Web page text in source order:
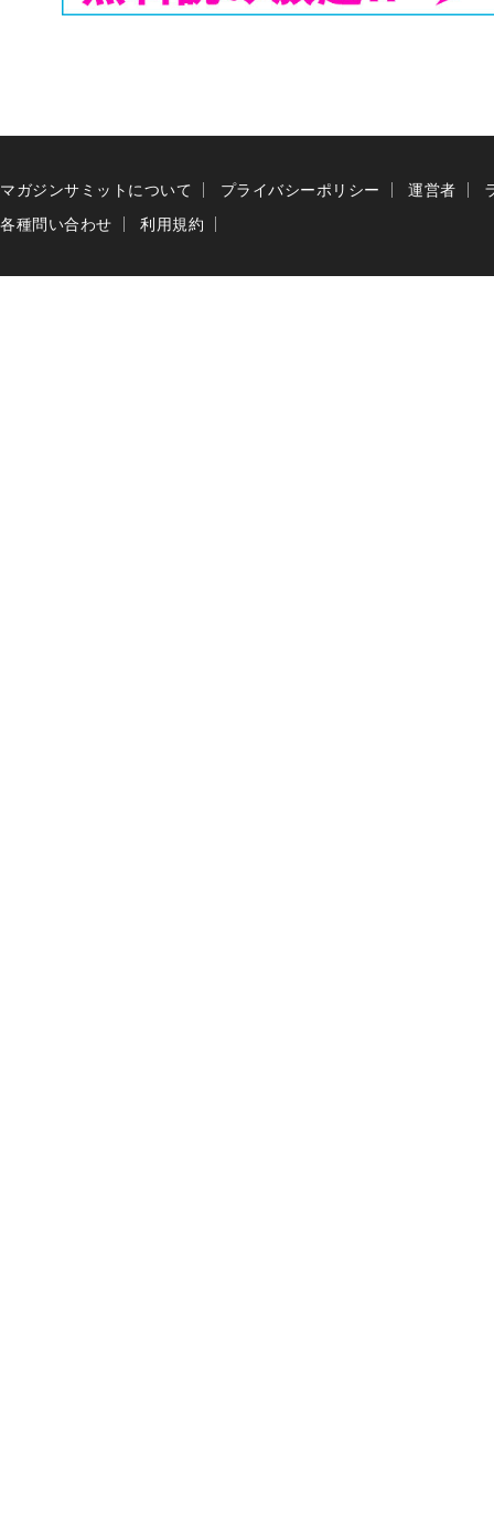
マガジンサミットについて プライバシーポリシー 運営者
各種問い合わせ
利用規約